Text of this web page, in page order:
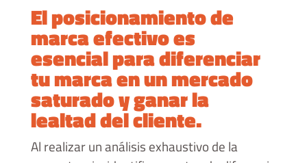
El posicionamiento de
marca efectivo es
esencial para diferenciar
tu marca en un mercado
saturado y ganar la
lealtad del cliente.
Al realizar un análisis exhaustivo de la